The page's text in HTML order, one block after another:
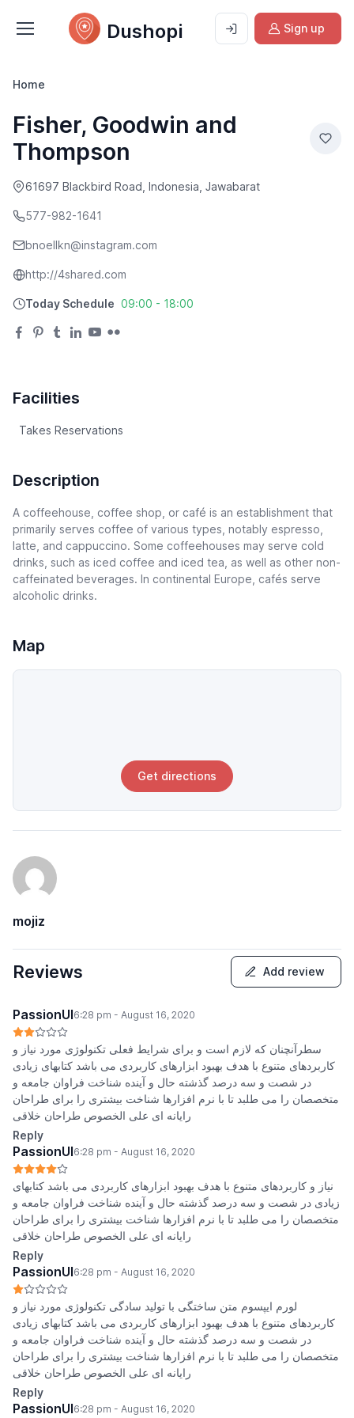
Dushopi Sign up
Home
Fisher, Goodwin and
Thompson
61697 Blackbird Road, Indonesia, Jawabarat
577-982-1641
bnoellkn@instagram.com
http://4shared.com
Today Schedule 09:00 - 18:00
Facilities
Takes Reservations
Description
A coffeehouse, coffee shop, or café is an establishment that
primarily serves coffee of various types, notably espresso,
latte, and cappuccino. Some coffeehouses may serve cold
drinks, such as iced coffee and iced tea, as well as other non-
caffeinated beverages. In continental Europe, cafés serve
alcoholic drinks.
Map
Get directions
mojiz
Reviews Add review
PassionUI6:28 pm - August 16, 2020
سطرآنچنان که لازم است و برای شرایط فعلی تکنولوژی مورد نیاز و
کاربردهای متنوع با هدف بهبود ابزارهای کاربردی می باشد کتابهای زیادی
در شصت و سه درصد گذشته حال و آینده شناخت فراوان جامعه و
متخصصان را می طلبد تا با نرم افزارها شناخت بیشتری را برای طراحان
رایانه ای علی الخصوص طراحان خلاقی
Reply
PassionUI6:28 pm - August 16, 2020
نیاز و کاربردهای متنوع با هدف بهبود ابزارهای کاربردی می باشد کتابهای
زیادی در شصت و سه درصد گذشته حال و آینده شناخت فراوان جامعه و
متخصصان را می طلبد تا با نرم افزارها شناخت بیشتری را برای طراحان
رایانه ای علی الخصوص طراحان خلاقی
Reply
PassionUI6:28 pm - August 16, 2020
لورم ایپسوم متن ساختگی با تولید سادگی تکنولوژی مورد نیاز و
کاربردهای متنوع با هدف بهبود ابزارهای کاربردی می باشد کتابهای زیادی
در شصت و سه درصد گذشته حال و آینده شناخت فراوان جامعه و
متخصصان را می طلبد تا با نرم افزارها شناخت بیشتری را برای طراحان
رایانه ای علی الخصوص طراحان خلاقی
Reply
PassionUI6:28 pm - August 16, 2020